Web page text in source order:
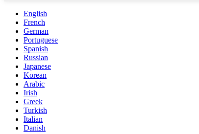
English
French
German
Portuguese
Spanish
Russian
Japanese
Korean
Arabic
Irish
Greek
Turkish
Italian
Danish